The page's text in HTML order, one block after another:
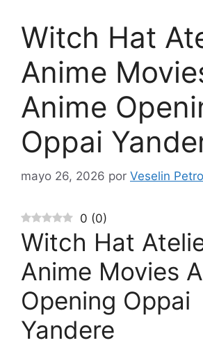
Witch Hat
Anime
Anime
Oppai
mayo 26, 2026 por Veselin
0 (0)
Witch Hat
Anime Movies
Opening Oppai
Yandere